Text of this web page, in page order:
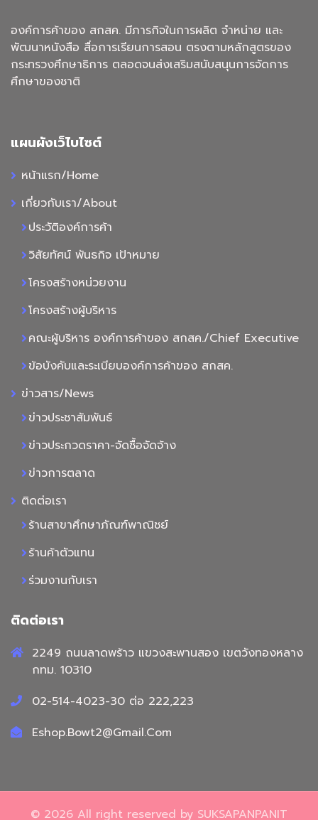
องค์การค้าของ สกสค. มีภารกิจในการผลิต จำหน่าย และ
พัฒนาหนังสือ สื่อการเรียนการสอน ตรงตามหลักสูตรของ
กระทรวงศึกษาธิการ ตลอดจนส่งเสริมสนับสนุนการจัดการ
ศึกษาของชาติ
แผนผังเว็ไบไซต์
หน้าแรก/Home
เกี่ยวกับเรา/About
ประวัติองค์การค้า
วิสัยทัศน์ พันธกิจ เป้าหมาย
โครงสร้างหน่วยงาน
โครงสร้างผู้บริหาร
คณะผู้บริหาร องค์การค้าของ สกสค./Chief Executive
ข้อบังคับและระเบียบองค์การค้าของ สกสค.
ข่าวสาร/News
ข่าวประชาสัมพันธ์
ข่าวประกวดราคา-จัดซื้อจัดจ้าง
ข่าวการตลาด
ติดต่อเรา
ร้านสาขาศึกษาภัณฑ์พาณิชย์
ร้านค้าตัวแทน
ร่วมงานกับเรา
ติดต่อเรา
2249 ถนนลาดพร้าว แขวงสะพานสอง เขตวังทองหลาง
กทม. 10310
02-514-4023-30 ต่อ 222,223
Eshop.Bowt2@Gmail.Com
© 2026 All right reserved by SUKSAPANPANIT